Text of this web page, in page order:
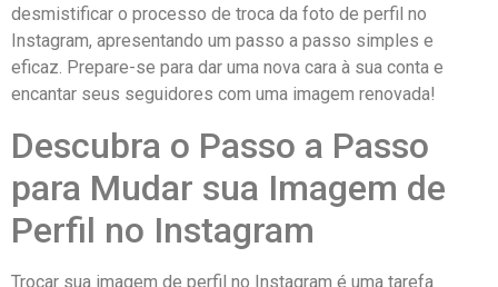
desmistificar o ⁢processo de troca da foto de perfil no
Instagram, apresentando um‍ passo a passo ​simples e
eficaz.‍ Prepare-se para⁢ dar uma ​nova cara à sua ‌conta e
encantar seus seguidores com ‍uma imagem​ renovada!
Descubra o Passo a ⁤Passo
para Mudar sua Imagem de
Perfil⁢ no Instagram
Trocar sua ⁤imagem de perfil no Instagram‍ é uma tarefa